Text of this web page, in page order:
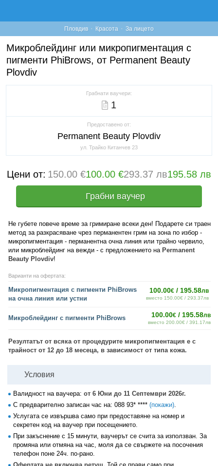
Пловдив · Красота · За лицето
Микроблейдинг или микропигментация с
пигменти PhiBrows, от Permanent Beauty
Plovdiv
Грабнати ваучери:
1
Предоставено от:
Permanent Beauty Plovdiv
ул. Трайко Китанчев 23
Цени от: 150.00 €100.00 €293.37 лв195.58 лв
Грабни ваучер
Не губете повече време за гримиране всеки ден! Подарете си траен
метод за разкрасяване чрез перманентен грим на зона по избор -
микропигментация - перманентна очна линия или трайно червило,
или микроблейдинг на вежди - с предложението на Permanent
Beauty Plovdiv!
Варианти на офертата:
Микропигментация с пигменти PhiBrows
на очна линия или устни
100.00€ / 195.58лв
вместо 150.00€ / 293.37лв
Микроблейдинг с пигменти PhiBrows 100.00€ / 195.58лв
вместо 200.00€ / 391.17лв
Резултатът от всяка от процедурите микропигментация е с
трайност от 12 до 18 месеца, в зависимост от типа кожа.
Условия
Валидност на ваучера: от 6 Юни до 11 Септември 2026г.
С предварително записан час на: 088 93* **** (покажи).
Услугата се извършва само при предоставяне на номер и
секретен код на ваучер при посещението.
При закъснение с 15 минути, ваучерът се счита за използван. За
промяна или отмяна на час, моля да се свържете на посочения
телефон поне 24ч. по-рано.